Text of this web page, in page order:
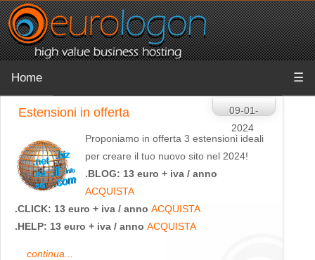
Home ☰
09-01-
2024
Estensioni in offerta
Proponiamo in offerta 3 estensioni ideali
per creare il tuo nuovo sito nel 2024!
.BLOG: 13 euro + iva / anno
ACQUISTA
.CLICK: 13 euro + iva / anno ACQUISTA
.HELP: 13 euro + iva / anno ACQUISTA
continua...